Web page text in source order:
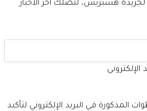
لجريدة هسبريس، لتصلك آخر الأخبار
الإلكتروني
المذكورة في البريد الإلكتروني لتأكيد